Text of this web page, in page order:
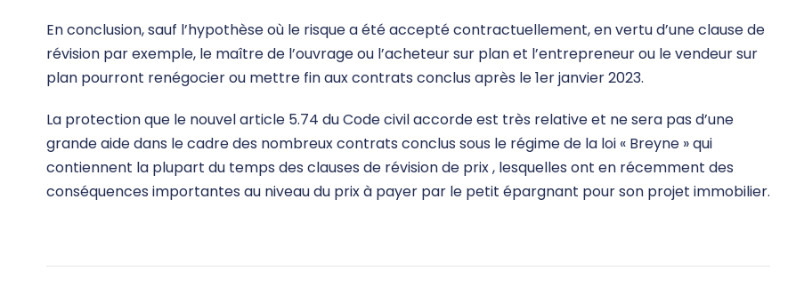
En conclusion, sauf l’hypothèse où le risque a été accepté contractuellement, en vertu d’une clause de
révision par exemple, le maître de l’ouvrage ou l’acheteur sur plan et l’entrepreneur ou le vendeur sur
plan pourront renégocier ou mettre fin aux contrats conclus après le 1er janvier 2023.
La protection que le nouvel article 5.74 du Code civil accorde est très relative et ne sera pas d’une
grande aide dans le cadre des nombreux contrats conclus sous le régime de la loi « Breyne » qui
contiennent la plupart du temps des clauses de révision de prix , lesquelles ont en récemment des
conséquences importantes au niveau du prix à payer par le petit épargnant pour son projet immobilier.